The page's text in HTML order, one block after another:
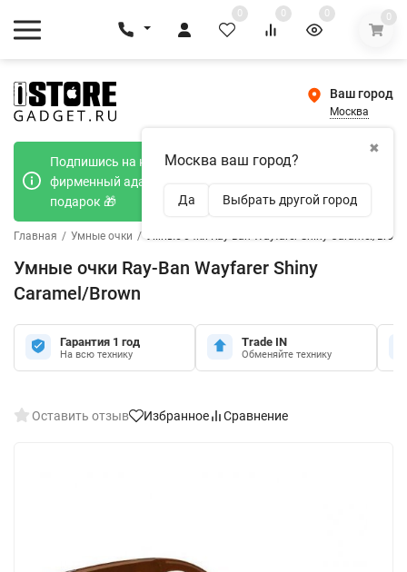
0 0 0 0
Ваш город
Москва
✖
Москва ваш город?
Да Выбрать другой город
Подпишись на наш телеграмм канал и получи
фирменный адаптер Type-C 20W при покупке в
подарок 🎁
Главная / Умные очки / Умные очки Ray-Ban Wayfarer Shiny Caramel/Brown
Умные очки Ray-Ban Wayfarer Shiny
Caramel/Brown
Гарантия 1 год
На всю технику
Trade IN
Обменяйте технику
Оставить отзыв Избранное Сравнение